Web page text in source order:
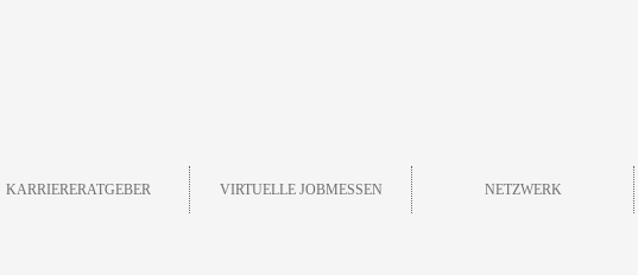
KARRIERERATGEBER VIRTUELLE JOBMESSEN NETZWERK